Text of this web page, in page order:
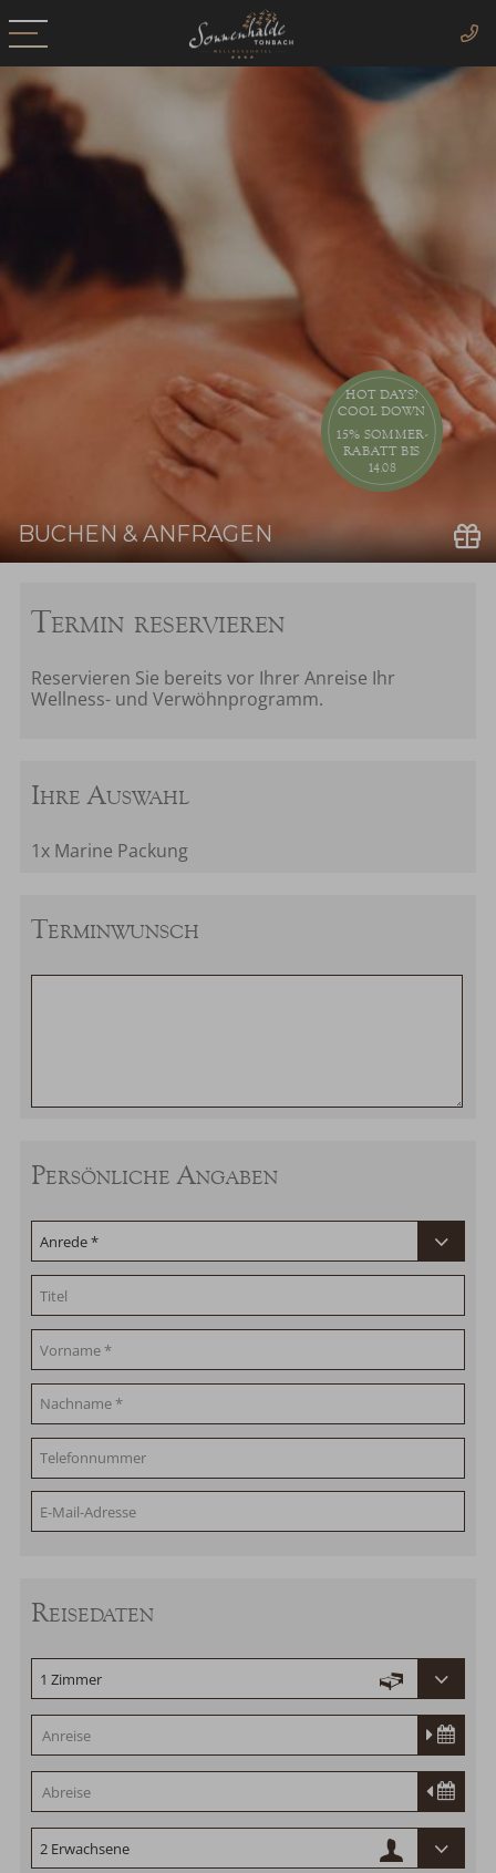
BUCHEN & ANFRAGEN Buchen
HOT DAYS?
COOL DOWN
15% SOMMER-
RABATT BIS
14.08
Termin reservieren
Reservieren Sie bereits vor Ihrer Anreise Ihr
Wellness- und Verwöhnprogramm.
Ihre Auswahl
1x Marine Packung
Terminwunsch
Persönliche Angaben
Reisedaten